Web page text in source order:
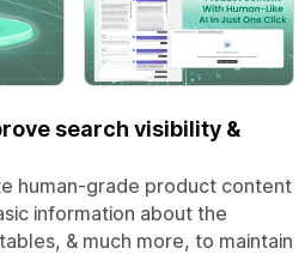
search visibility &
human-grade product content
information about the
& much more, to maintain